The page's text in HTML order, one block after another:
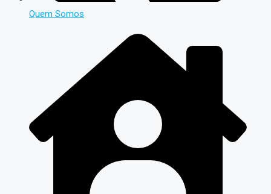
Quem Somos